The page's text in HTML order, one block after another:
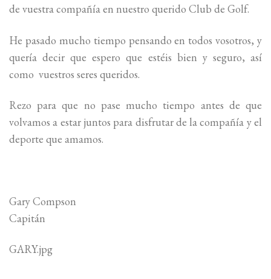
de vuestra compañía en nuestro querido Club de Golf.
He pasado mucho tiempo pensando en todos vosotros, y
quería decir que espero que estéis bien y seguro, así
como vuestros seres queridos.
Rezo para que no pase mucho tiempo antes de que
volvamos a estar juntos para disfrutar de la compañía y el
deporte que amamos.
Gary Compson
Capitán
GARY.jpg